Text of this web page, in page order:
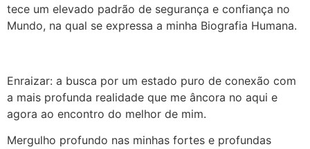
tece um elevado padrão de segurança e confiança no
Mundo, na qual se expressa a minha Biografia Humana.
Enraizar: a busca por um estado puro de conexão com
a mais profunda realidade que me âncora no aqui e
agora ao encontro do melhor de mim.
Mergulho profundo nas minhas fortes e profundas